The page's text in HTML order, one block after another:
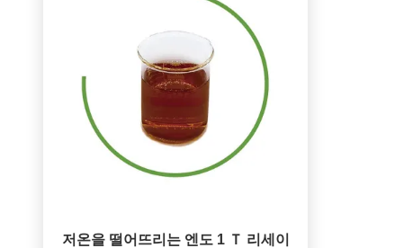
저온을 떨어뜨리는 엔도 1 Ｔ 리세이